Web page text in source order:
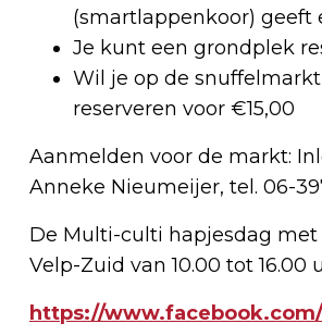
(smartlappenkoor) geeft
Je kunt een grondplek
Wil je op de
reserveren voor €15,00
Aanmelden voor de markt:
Anneke Nieumeijer, tel. 06-
De Multi-culti hapjesdag
Velp-Zuid van 10.00 tot 16.00
https://www.facebook.com/